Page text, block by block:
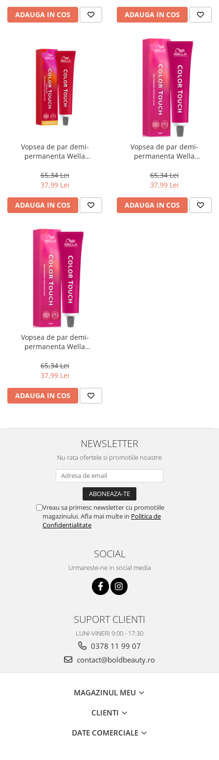
ADAUGA IN COS ADAUGA IN COS
Vopsea de par demi-
permanenta Wella
7/86, Blond Mediu Perlat
Violet, 60 ml
65,34 Lei
37,99 Lei
ADAUGA IN COS
Vopsea de par demi-
permanenta Wella
Plus 77/03, Blond Mediu
Intens Natural Auriu, 60 ml
65,34 Lei
37,99 Lei
ADAUGA IN COS
Vopsea de par demi-
permanenta Wella
Plus 88/03, Blond Deschis
Intens Natural Auriu, 60 ml
65,34 Lei
37,99 Lei
ADAUGA IN COS
NEWSLETTER
Nu rata ofertele si promotiile noastre
Vreau sa primesc newsletter cu promotiile
magazinului. Afla mai multe in Politica de
Confidentialitate
SOCIAL
Urmareste-ne in social media
SUPORT CLIENTI
LUNI-VINERI 9:00 - 17:30
0378 11 99 07
contact@boldbeauty.ro
MAGAZINUL MEU
CLIENTI
DATE COMERCIALE